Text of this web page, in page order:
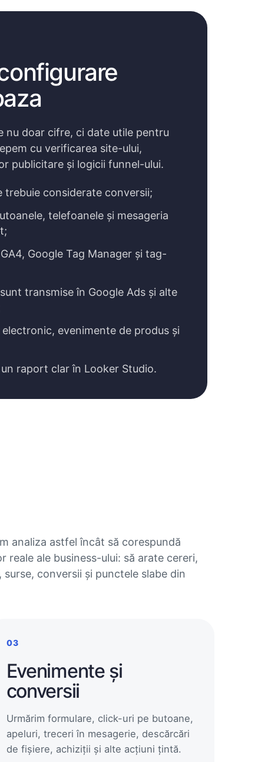
nu doar cifre, ci date utile pentru
cu verificarea site-ului,
publicitare și logicii funnel-ului.
trebuie considerate conversii;
telefoanele și mesageria
Google Tag Manager și tag-
transmise în Google Ads și alte
evenimente de produs și
raport clar în Looker Studio.
analiza astfel încât să corespundă
reale ale business-ului: să arate cereri,
surse, conversii și punctele slabe din
03
Evenimente și
conversii
Urmărim formulare, click-uri pe butoane,
apeluri, treceri în mesagerie, descărcări
de fișiere, achiziții și alte acțiuni țintă.